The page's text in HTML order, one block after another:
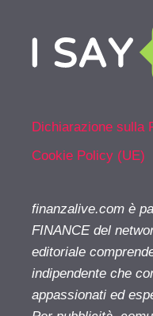
Dichiarazione sulla
Cookie Policy (UE)
finanzalive.com è
FINANCE del
editoriale
indipendente che
appassionati ed